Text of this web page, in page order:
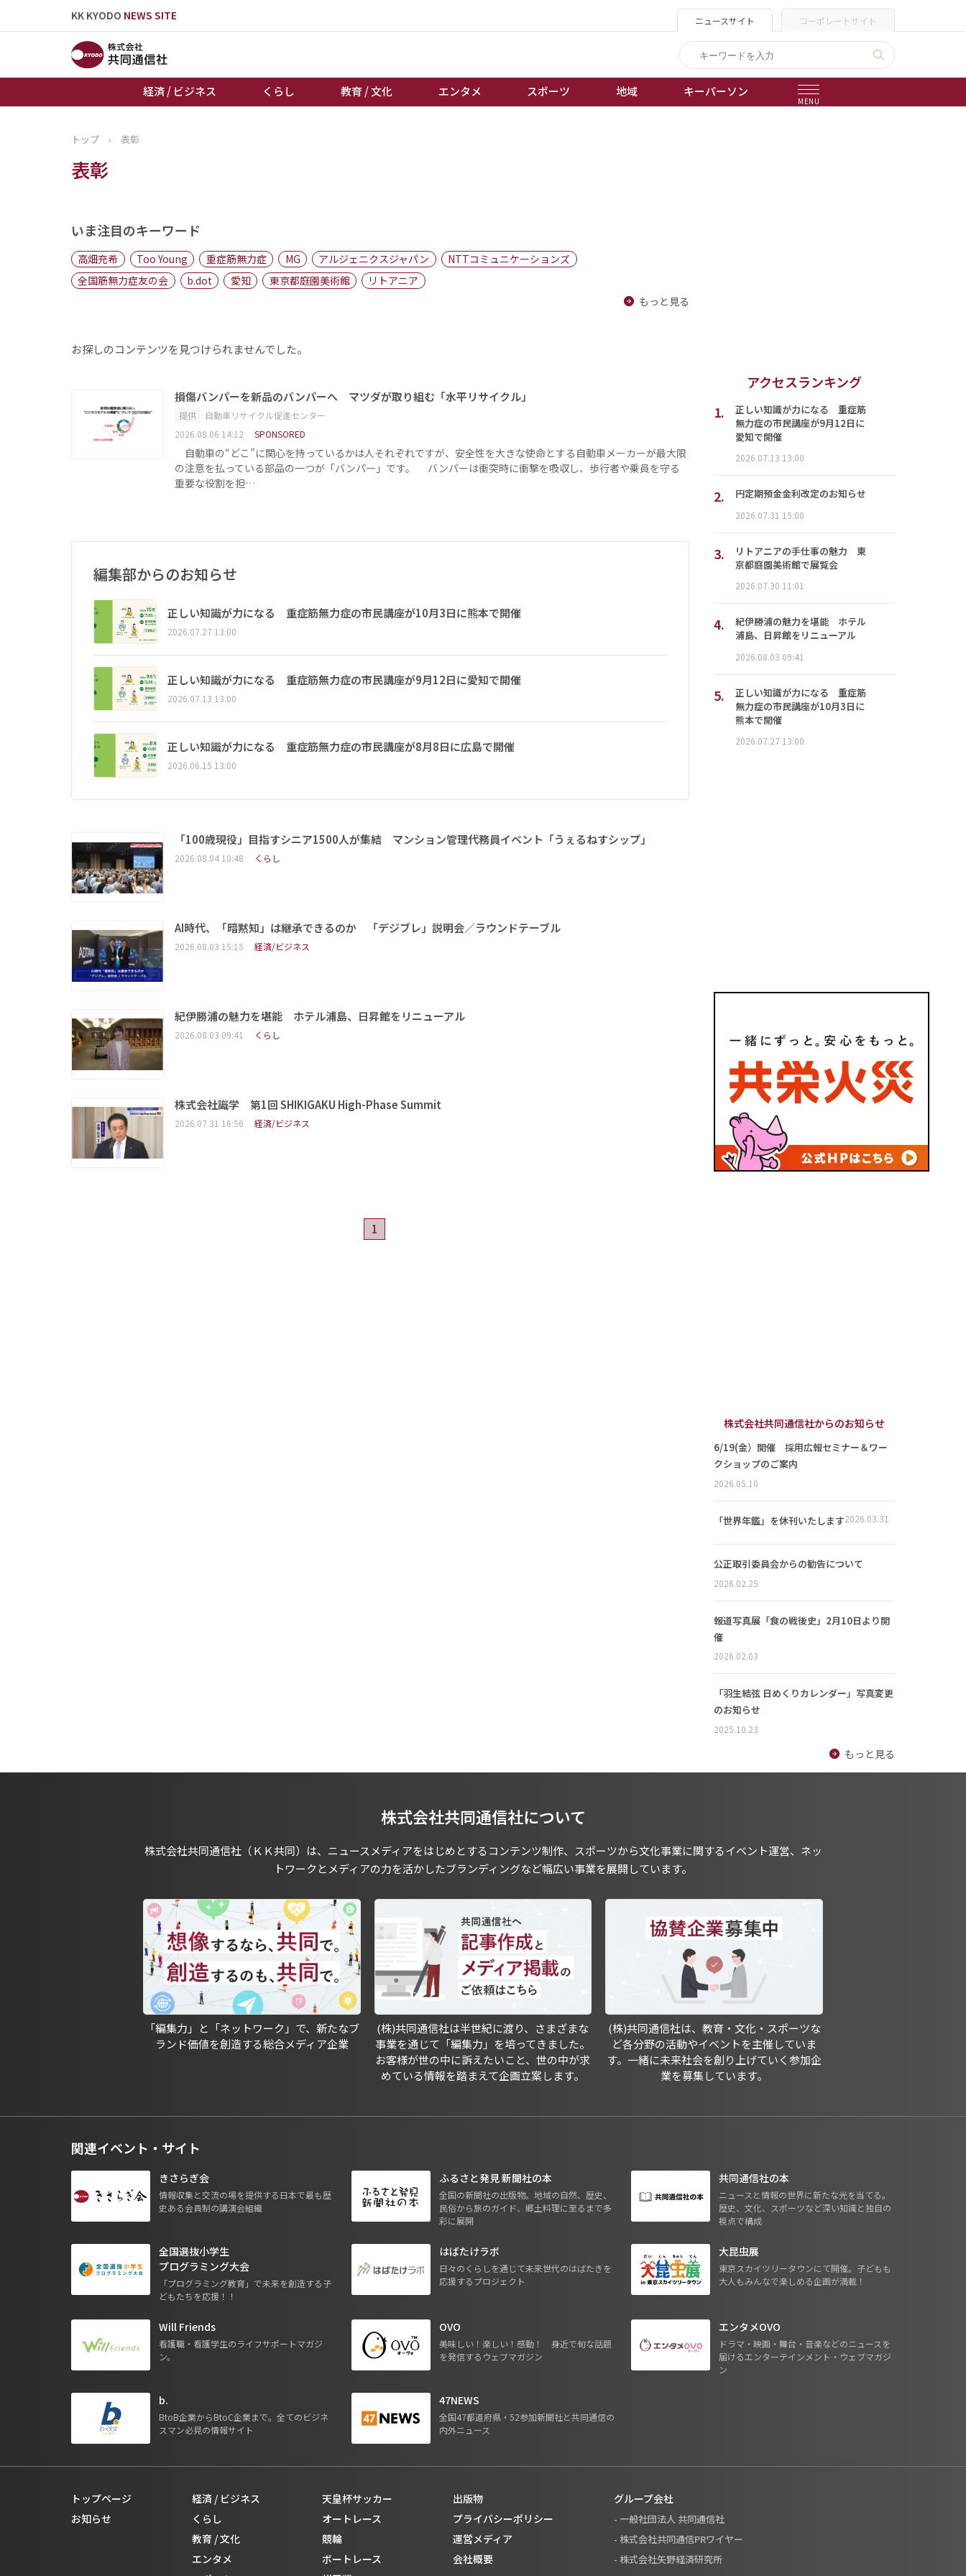
KK KYODO NEWS SITE ニュースサイト コーポレートサイト
経済 / ビジネス くらし 教育 / 文化 エンタメ スポーツ 地域 キーパーソン
MENU
地域
キーパーソン
棋王戦
トップ › 表彰
表彰
いま注目のキーワード
高畑充希 Too Young 重症筋無力症 MG アルジェニクスジャパン
NTTコミュニケーションズ
全国筋無力症友の会
b.dot 愛知 東京都庭園美術館
リトアニア
もっと見る
お探しのコンテンツを見つけられませんでした。
損傷バンパーを新品のバンパーへ マツダが取り組む「水平リサイクル」
提供
自動車リサイクル促進センター
2026.08.06 14:12
SPONSORED
自動車の“どこ”に関心を持っているかは人それぞれですが、安全性を大きな使命とする自動車メーカーが最大限
の注意を払っている部品の一つが「バンパー」です。 バンパーは衝突時に衝撃を吸収し、歩行者や乗員を守る
重要な役割を担…
編集部からのお知らせ
正しい知識が力になる 重症筋無力症の市民講座が10月3日に熊本で開催
2026.07.27 13:00
正しい知識が力になる 重症筋無力症の市民講座が9月12日に愛知で開催
2026.07.13 13:00
正しい知識が力になる 重症筋無力症の市民講座が8月8日に広島で開催
2026.06.15 13:00
「100歳現役」目指すシニア1500人が集結 マンション管理代務員イベント「うぇるねすシップ」
2026.08.04 10:48 くらし
AI時代、「暗黙知」は継承できるのか 「デジブレ」説明会／ラウンドテーブル
2026.08.03 15:15 経済/ビジネス
紀伊勝浦の魅力を堪能 ホテル浦島、日昇館をリニューアル
2026.08.03 09:41 くらし
株式会社識学 第1回 SHIKIGAKU High-Phase Summit
2026.07.31 16:56 経済/ビジネス
1
アクセスランキング
1.
正しい知識が力になる 重症筋
無力症の市民講座が9月12日に
愛知で開催
2026.07.13 13:00
2. 円定期預金金利改定のお知らせ
2026.07.31 15:00
3.
リトアニアの手仕事の魅力 東
京都庭園美術館で展覧会
2026.07.30 11:01
4.
紀伊勝浦の魅力を堪能 ホテル
浦島、日昇館をリニューアル
2026.08.03 09:41
5.
正しい知識が力になる 重症筋
無力症の市民講座が10月3日に
熊本で開催
2026.07.27 13:00
株式会社共同通信社からのお知らせ
6/19(金）開催 採用広報セミナー＆ワー
クショップのご案内
2026.05.10
「世界年鑑」を休刊いたします2026.03.31
公正取引委員会からの勧告について
2026.02.25
報道写真展「食の戦後史」2月10日より開
催
2026.02.03
「羽生結弦 日めくりカレンダー」写真変更
のお知らせ
2025.10.23
もっと見る
株式会社共同通信社について
株式会社共同通信社（ＫＫ共同）は、ニュースメディアをはじめとするコンテンツ制作、スポーツから文化事業に関するイベント運営、ネッ
トワークとメディアの力を活かしたブランディングなど幅広い事業を展開しています。
「編集力」と「ネットワーク」で、新たなブ
ランド価値を創造する総合メディア企業
(株)共同通信社は半世紀に渡り、さまざまな
事業を通じて「編集力」を培ってきました。
お客様が世の中に訴えたいこと、世の中が求
めている情報を踏まえて企画立案します。
(株)共同通信社は、教育・文化・スポーツな
ど各分野の活動やイベントを主催していま
す。一緒に未来社会を創り上げていく参加企
業を募集しています。
関連イベント・サイト
きさらぎ会
情報収集と交流の場を提供する日本で最も歴
史ある会員制の講演会組織
ふるさと発見 新聞社の本
全国の新聞社の出版物。地域の自然、歴史、
民俗から旅のガイド、郷土料理に至るまで多
彩に展開
共同通信社の本
ニュースと情報の世界に新たな光を当てる。
歴史、文化、スポーツなど深い知識と独自の
視点で構成
全国選抜小学生
プログラミング大会
「プログラミング教育」で未来を創造する子
どもたちを応援！！
はばたけラボ
日々のくらしを通じて未来世代のはばたきを
応援するプロジェクト
大昆虫展
東京スカイツリータウンにて開催。子どもも
大人もみんなで楽しめる企画が満載！
Will Friends
看護職・看護学生のライフサポートマガジ
ン。
OVO
美味しい！楽しい！感動！ 身近で旬な話題
を発信するウェブマガジン
エンタメOVO
ドラマ・映画・舞台・音楽などのニュースを
届けるエンターテインメント・ウェブマガジ
ン
b.
BtoB企業からBtoC企業まで。全てのビジネ
スマン必見の情報サイト
47NEWS
全国47都道府県・52参加新聞社と共同通信の
内外ニュース
トップページ
お知らせ
経済 / ビジネス
くらし
教育 / 文化
エンタメ
天皇杯サッカー
オートレース
競輪
ボートレース
出版物
プライバシーポリシー
運営メディア
会社概要
グループ会社
- 一般社団法人 共同通信社
- 株式会社共同通信PRワイヤー
- 株式会社矢野経済研究所